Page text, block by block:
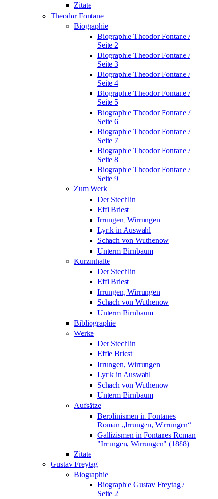
Zitate
Theodor Fontane
Biographie
Biographie Theodor Fontane /
Seite 2
Biographie Theodor Fontane /
Seite 3
Biographie Theodor Fontane /
Seite 4
Biographie Theodor Fontane /
Seite 5
Biographie Theodor Fontane /
Seite 6
Biographie Theodor Fontane /
Seite 7
Biographie Theodor Fontane /
Seite 8
Biographie Theodor Fontane /
Seite 9
Zum Werk
Der Stechlin
Effi Briest
Irrungen, Wirrungen
Lyrik in Auswahl
Schach von Wuthenow
Unterm Birnbaum
Kurzinhalte
Der Stechlin
Effi Briest
Irrungen, Wirrungen
Schach von Wuthenow
Unterm Birnbaum
Bibliographie
Werke
Der Stechlin
Effie Briest
Irrungen, Wirrungen
Lyrik in Auswahl
Schach von Wuthenow
Unterm Birnbaum
Aufsätze
Berolinismen in Fontanes
Roman „Irrungen, Wirrungen“
Gallizismen in Fontanes Roman
"Irrungen, Wirrungen" (1888)
Zitate
Gustav Freytag
Biographie
Biographie Gustav Freytag /
Seite 2